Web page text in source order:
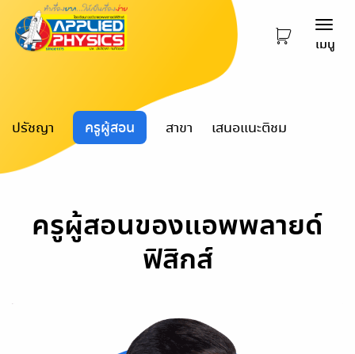
เมนู
ปรัชญา ครูผู้สอน สาขา เสนอแนะติชม
ครูผู้สอนของแอพพลายด์
ฟิสิกส์